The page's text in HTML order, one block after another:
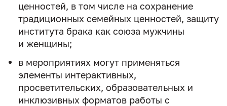
ценностей, в том числе на сохранение
традиционных семейных ценностей, защиту
института брака как союза мужчины
и женщины;
в мероприятиях могут применяться
элементы интерактивных,
просветительских, образовательных и
инклюзивных форматов работы с